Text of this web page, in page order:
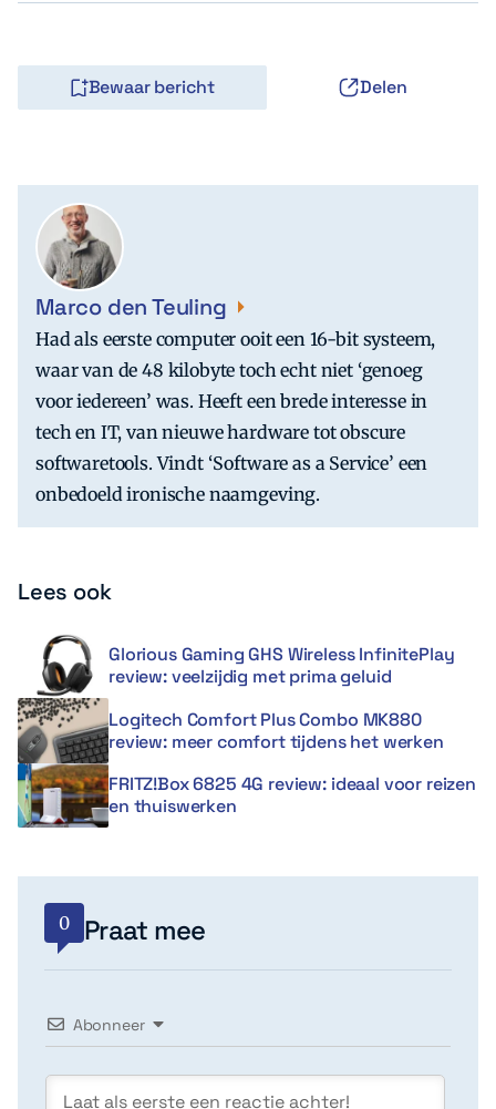
Bewaar bericht Delen
Marco den Teuling
Had als eerste computer ooit een 16-bit systeem,
waar van de 48 kilobyte toch echt niet ‘genoeg
voor iedereen’ was. Heeft een brede interesse in
tech en IT, van nieuwe hardware tot obscure
softwaretools. Vindt ‘Software as a Service’ een
onbedoeld ironische naamgeving.
Lees ook
Glorious Gaming GHS Wireless InfinitePlay
review: veelzijdig met prima geluid
Logitech Comfort Plus Combo MK880
review: meer comfort tijdens het werken
FRITZ!Box 6825 4G review: ideaal voor reizen
en thuiswerken
0 Praat mee
Abonneer